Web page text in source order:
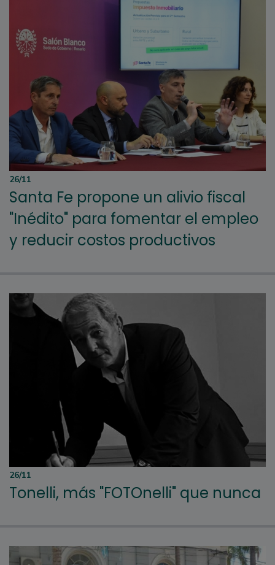
26/11
Santa Fe propone un alivio fiscal
"Inédito" para fomentar el empleo
y reducir costos productivos
26/11
Tonelli, más "FOTOnelli" que nunca